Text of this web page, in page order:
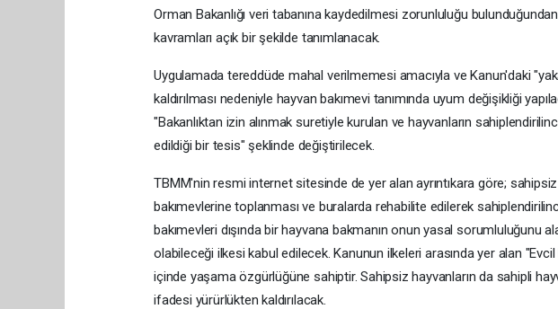
Orman Bakanlığı veri tabanına kaydedilmesi zorunluluğu
kavramları açık bir şekilde tanımlanacak.
Uygulamada tereddüde mahal verilmemesi amacıyla ve Kanun'daki
kaldırılması nedeniyle hayvan bakımevi tanımında uyum değişikliği
"Bakanlıktan izin alınmak suretiyle kurulan ve hayvanların
edildiği bir tesis" şeklinde değiştirilecek.
TBMM'nin resmi internet sitesinde de yer alan ayrıntıkara göre;
bakımevlerine toplanması ve buralarda rehabilite edilerek
bakımevleri dışında bir hayvana bakmanın onun yasal sorumluluğunu
olabileceği ilkesi kabul edilecek. Kanunun ilkeleri arasında yer alan
içinde yaşama özgürlüğüne sahiptir. Sahipsiz hayvanların da sahipli
ifadesi yürürlükten kaldırılacak.